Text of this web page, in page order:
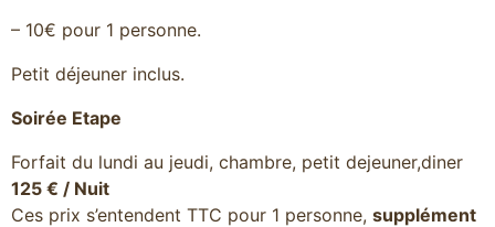
– 10€ pour 1 personne.
Petit déjeuner inclus.
Soirée Etape
Forfait du lundi au jeudi, chambre, petit dejeuner,diner
125 € / Nuit
Ces prix s’entendent TTC pour 1 personne, supplément